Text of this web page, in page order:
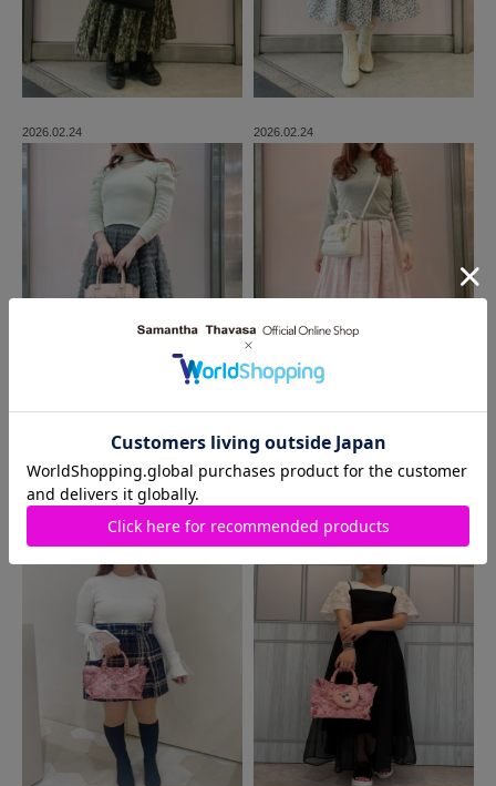
2026.02.24 2026.02.24
MORE
同じ商品を使ったコーディネート